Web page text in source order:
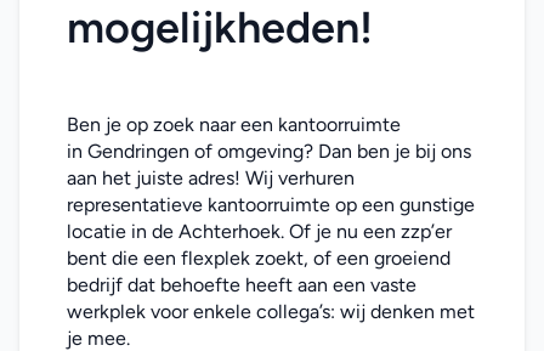
mogelijkheden!
Ben je op zoek naar een kantoorruimte
in Gendringen of omgeving? Dan ben je bij ons
aan het juiste adres! Wij verhuren
representatieve kantoorruimte op een gunstige
locatie in de Achterhoek. Of je nu een zzp’er
bent die een flexplek zoekt, of een groeiend
bedrijf dat behoefte heeft aan een vaste
werkplek voor enkele collega’s: wij denken met
je mee.